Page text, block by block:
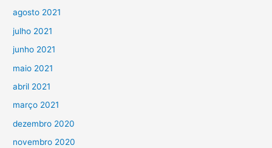
agosto 2021
julho 2021
junho 2021
maio 2021
abril 2021
março 2021
dezembro 2020
novembro 2020